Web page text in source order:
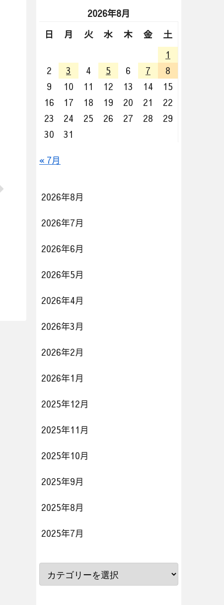
2026年8月
日
月 火 水 木 金
土
1
2
3 4 5 6 7
8
9
10 11 12 13 14
15
16
17 18 19 20 21
22
23
24 25 26 27 28
29
30
31
« 7月
2026年8月
2026年7月
2026年6月
2026年5月
2026年4月
2026年3月
2026年2月
2026年1月
2025年12月
2025年11月
2025年10月
2025年9月
2025年8月
2025年7月